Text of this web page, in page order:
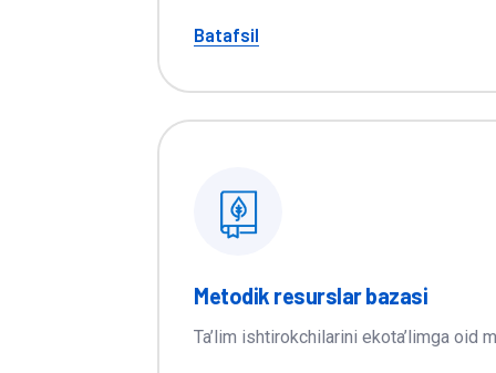
Batafsil
Metodik resurslar bazasi
Ta’lim ishtirokchilarini ekota’limga oid